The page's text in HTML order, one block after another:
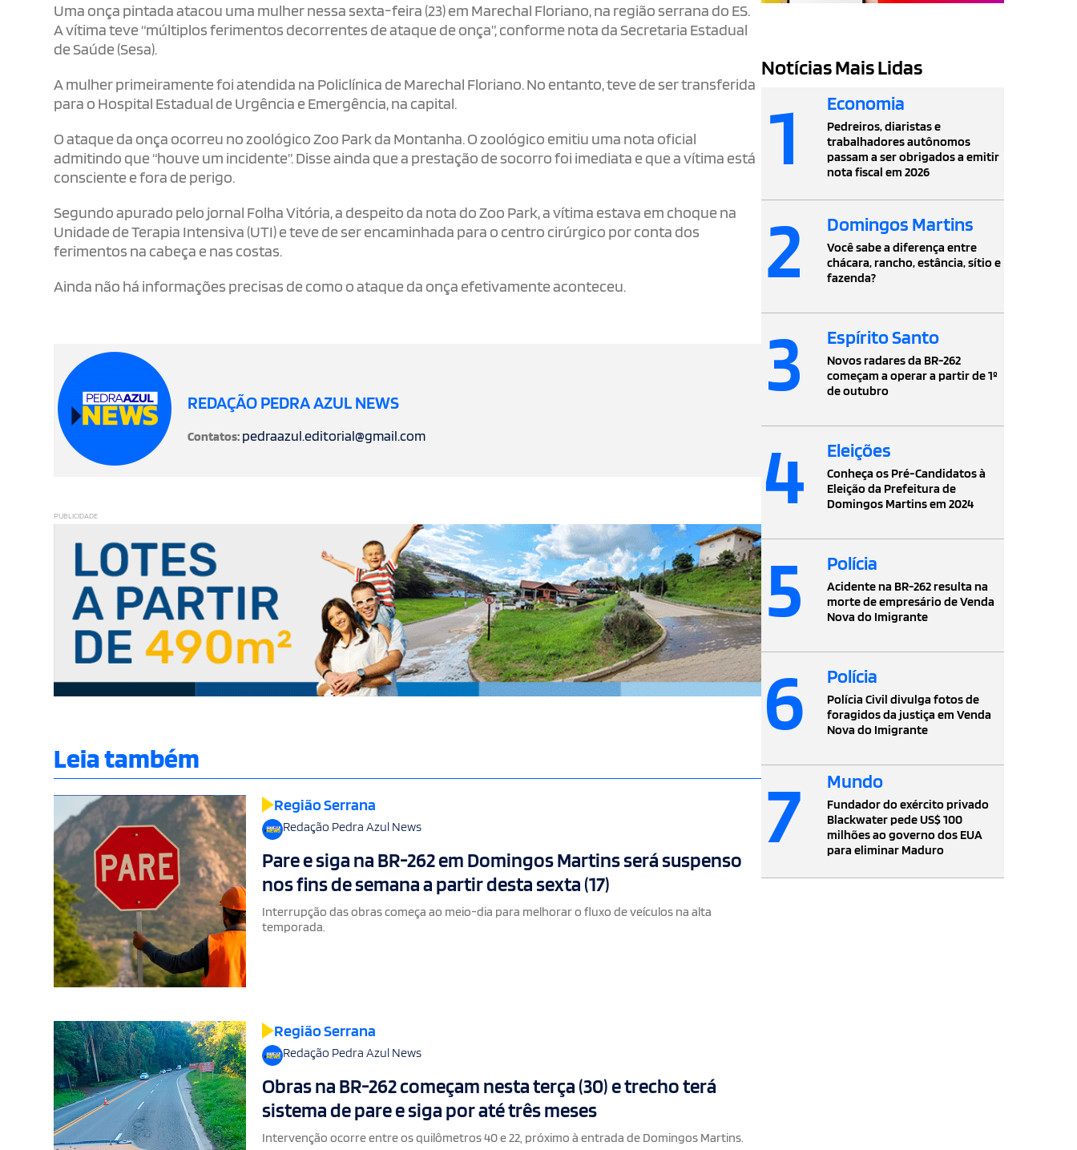
Uma onça pintada atacou uma mulher nessa sexta-feira (23) em Marechal Floriano, na região serrana do ES.
A vítima teve “múltiplos ferimentos decorrentes de ataque de onça”, conforme nota da Secretaria Estadual
de Saúde (Sesa).
A mulher primeiramente foi atendida na Policlínica de Marechal Floriano. No entanto, teve de ser transferida
para o Hospital Estadual de Urgência e Emergência, na capital.
O ataque da onça ocorreu no zoológico Zoo Park da Montanha. O zoológico emitiu uma nota oficial
admitindo que “houve um incidente”. Disse ainda que a prestação de socorro foi imediata e que a vítima está
consciente e fora de perigo.
Segundo apurado pelo jornal Folha Vitória, a despeito da nota do Zoo Park, a vítima estava em choque na
Unidade de Terapia Intensiva (UTI) e teve de ser encaminhada para o centro cirúrgico por conta dos
ferimentos na cabeça e nas costas.
Ainda não há informações precisas de como o ataque da onça efetivamente aconteceu.
REDAÇÃO PEDRA AZUL NEWS
Contatos: pedraazul.editorial@gmail.com
PUBLICIDADE
Leia também
Região Serrana
Redação Pedra Azul News
Pare e siga na BR-262 em Domingos Martins será suspenso
nos fins de semana a partir desta sexta (17)
Interrupção das obras começa ao meio-dia para melhorar o fluxo de veículos na alta
temporada.
Região Serrana
Redação Pedra Azul News
Obras na BR-262 começam nesta terça (30) e trecho terá
sistema de pare e siga por até três meses
Intervenção ocorre entre os quilômetros 40 e 22, próximo à entrada de Domingos Martins.
Notícias Mais Lidas
1 Economia
Pedreiros, diaristas e
trabalhadores autônomos
passam a ser obrigados a emitir
nota fiscal em 2026
2 Domingos Martins
Você sabe a diferença entre
chácara, rancho, estância, sítio e
fazenda?
3 Espírito Santo
Novos radares da BR-262
começam a operar a partir de 1º
de outubro
4 Eleições
Conheça os Pré-Candidatos à
Eleição da Prefeitura de
Domingos Martins em 2024
5 Polícia
Acidente na BR-262 resulta na
morte de empresário de Venda
Nova do Imigrante
6 Polícia
Polícia Civil divulga fotos de
foragidos da justiça em Venda
Nova do Imigrante
7 Mundo
Fundador do exército privado
Blackwater pede US$ 100
milhões ao governo dos EUA
para eliminar Maduro